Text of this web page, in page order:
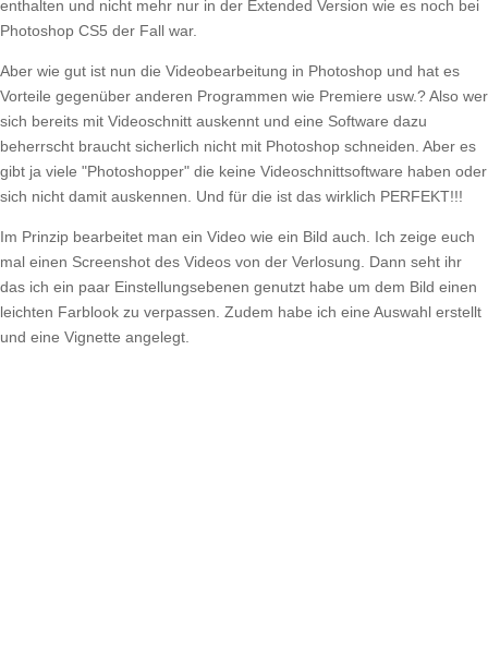
enthalten und nicht mehr nur in der Extended Version wie es noch bei
Photoshop CS5 der Fall war.
Aber wie gut ist nun die Videobearbeitung in Photoshop und hat es
Vorteile gegenüber anderen Programmen wie Premiere usw.? Also wer
sich bereits mit Videoschnitt auskennt und eine Software dazu
beherrscht braucht sicherlich nicht mit Photoshop schneiden. Aber es
gibt ja viele "Photoshopper" die keine Videoschnittsoftware haben oder
sich nicht damit auskennen. Und für die ist das wirklich PERFEKT!!!
Im Prinzip bearbeitet man ein Video wie ein Bild auch. Ich zeige euch
mal einen Screenshot des Videos von der Verlosung. Dann seht ihr
das ich ein paar Einstellungsebenen genutzt habe um dem Bild einen
leichten Farblook zu verpassen. Zudem habe ich eine Auswahl erstellt
und eine Vignette angelegt.